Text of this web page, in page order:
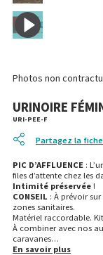
Photos non
URINOIRE
URI-PEE-F
Partagez la
PIC D’AFFLUENCE:
files d’attente chez les
Intimité préservée!
CONSEIL : À prévoir
zones sanitaires.
Matériel raccordable.
À combiner avec nos
caravanes…
En savoir plus